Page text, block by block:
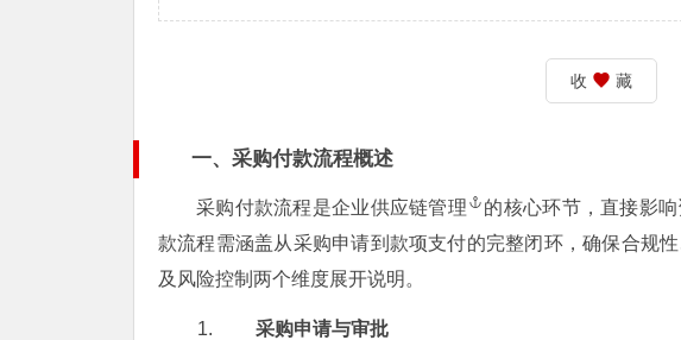
收 藏
一、采购付款流程概述
采购付款流程是企业供应链管理
的核心环节，直接影
款流程需涵盖从采购申请到款项支付的完整闭环，确保合规
及风险控制两个维度展开说明。
采购申请与审批